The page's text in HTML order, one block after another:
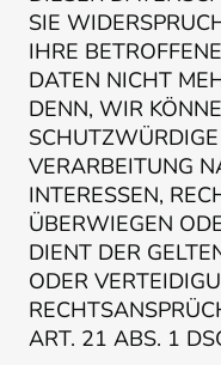
SIE
IHRE
DATEN NICHT
DENN, WIR
VERARBEITUNG
INTERESSEN,
ÜBERWIEGEN
DIENT DER
ODER
ART. 21 ABS. 1